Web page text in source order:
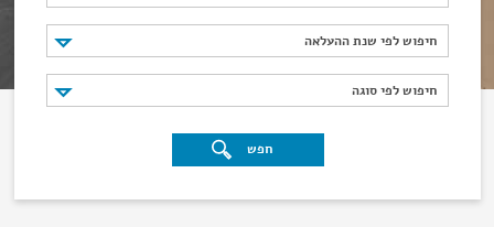
חיפוש לפי שנת ההעלאה
חיפוש לפי שנת ההעלאה
חיפוש לפי סוגה
חיפוש לפי סוגה
חפש